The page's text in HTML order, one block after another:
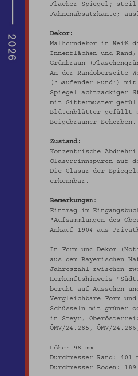
Flacher Spiegel; steil
Fahnenabsatzkante;
Dekor:
Malhorndekor in Weiß
Innenflächen und
Grünbraun
An der Randoberseite
("Laufender Hund")
Spiegel achtzackiger
mit Gittermuster
Blütenblätter gefüllt
Beigebrauner Scherben.
Zustand:
Konzentrische
Glasurrinnspuren auf
Die Glasur der
erkennbar.
Bemerkungen:
Eintrag im
"Aufsammlungen des
Ankauf 1904 aus
In Form und Dekor
aus dem Bayerischen
Jahreszahl zwischen
Herkunftshinweis
beruht auf Aussehen
Vergleichbare Form
Schüsseln mit grüner
in Steyr,
ÖMV/24.285, ÖMV/
Höhe: 98 mm
Durchmesser Rand: 401
Durchmesser Boden: 189